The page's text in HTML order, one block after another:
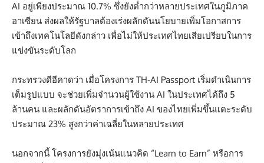
AI อยู่เพียงประมาณ 10.7% ซึ่งยังต่ำกว่าหลายประเทศในภูมิภาค
อาเซียน ส่งผลให้รัฐบาลต้องเร่งผลักดันนโยบายเพิ่มโอกาสการ
เข้าถึงเทคโนโลยีดังกล่าว เพื่อไม่ให้ประเทศไทยเสียเปรียบในการ
แข่งขันระดับโลก
กระทรวงดีอีคาดว่า เมื่อโครงการ TH-AI Passport เริ่มดำเนินการ
เต็มรูปแบบ จะช่วยเพิ่มจำนวนผู้ใช้งาน AI ในประเทศได้ถึง 5
ล้านคน และผลักดันอัตราการเข้าถึง AI ของไทยเพิ่มขึ้นแตะระดับ
ประมาณ 23% สูงกว่าค่าเฉลี่ยในหลายประเทศ
นอกจากนี้ โครงการยังมุ่งเน้นแนวคิด “Learn to Earn” หรือการ